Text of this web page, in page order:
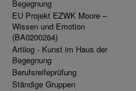
Begegnung
EU Projekt EZWK Moore –
Wissen und Emotion
(BA0200264)
Artilog - Kunst im Haus der
Begegnung
Berufsreifeprüfung
Ständige Gruppen